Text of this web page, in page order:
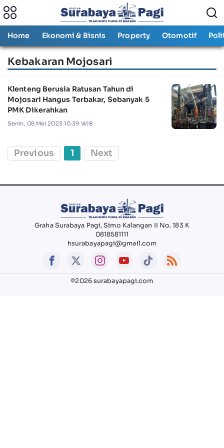
Home Ekonomi & Bisnis Property Otomotif
Kebakaran Mojosari
Klenteng Berusia Ratusan Tahun di
Mojosari Hangus Terbakar, Sebanyak 5
PMK Dikerahkan
Senin, 08 Mei 2023 10:39 WIB
Previous 1 Next
Graha Surabaya Pagi, Simo Kalangan II No. 183 K
0818581111
hsurabayapagi@gmail.com
©2026 surabayapagi.com